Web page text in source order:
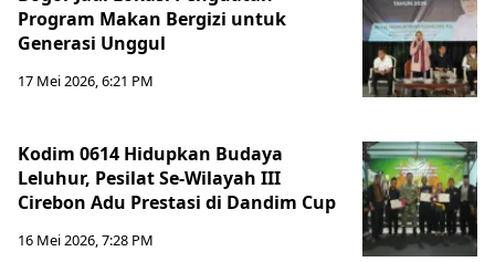
Program Makan Bergizi untuk
Generasi Unggul
17 Mei 2026, 6:21 PM
Kodim 0614 Hidupkan Budaya
Leluhur, Pesilat Se-Wilayah III
Cirebon Adu Prestasi di Dandim Cup
16 Mei 2026, 7:28 PM